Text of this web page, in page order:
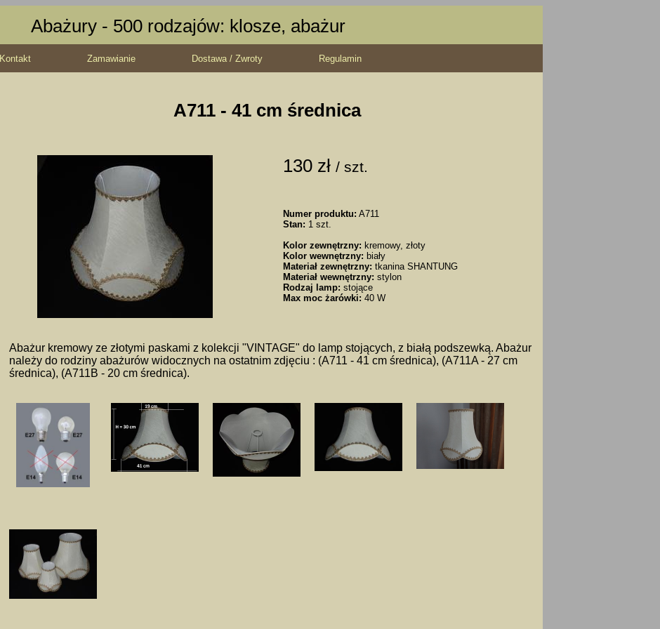
Abażury - 500 rodzajów: klosze, abażur
Kontakt Zamawianie Dostawa / Zwroty Regulamin
A711 - 41 cm średnica
130 zł / szt.
Numer produktu: A711
Stan: 1 szt.
Kolor zewnętrzny: kremowy, złoty
Kolor wewnętrzny: biały
Materiał zewnętrzny: tkanina SHANTUNG
Materiał wewnętrzny: stylon
Rodzaj lamp: stojące
Max moc żarówki: 40 W
Abażur kremowy ze złotymi paskami z kolekcji "VINTAGE" do lamp stojących, z białą podszewką. Abażur
należy do rodziny abażurów widocznych na ostatnim zdjęciu : (A711 - 41 cm średnica), (A711A - 27 cm
średnica), (A711B - 20 cm średnica).